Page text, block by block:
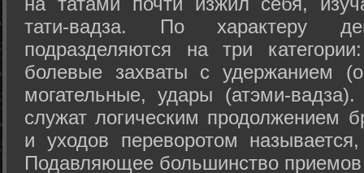
тати-вадза. По характеру
подразделяются на три
болевые захваты с удержанием
могательные, удары (атэми-
служат логическим продолжением
и уходов переворотом
Подавляющее большинство